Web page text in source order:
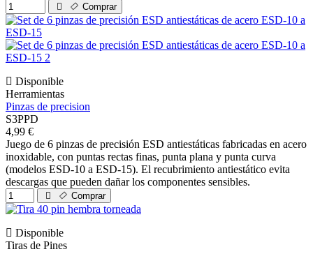
Comprar
Disponible
Herramientas
Pinzas de precision
S3PPD
4,99 €
Juego de 6 pinzas de precisión ESD antiestáticas fabricadas en acero
inoxidable, con puntas rectas finas, punta plana y punta curva
(modelos ESD-10 a ESD-15). El recubrimiento antiestático evita
descargas que pueden dañar los componentes sensibles.
Comprar
Disponible
Tiras de Pines